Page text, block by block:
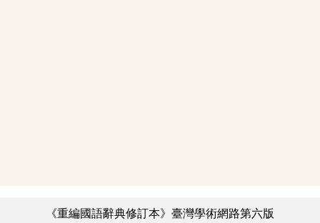
《重編國語辭典修訂本》臺灣學術網路第六版